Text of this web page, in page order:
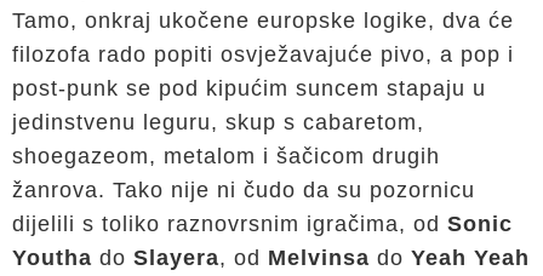
Tamo, onkraj ukočene europske logike, dva će
filozofa rado popiti osvježavajuće pivo, a pop i
post-punk se pod kipućim suncem stapaju u
jedinstvenu leguru, skup s cabaretom,
shoegazeom, metalom i šačicom drugih
žanrova. Tako nije ni čudo da su pozornicu
dijelili s toliko raznovrsnim igračima, od Sonic
Youtha do Slayera, od Melvinsa do Yeah Yeah